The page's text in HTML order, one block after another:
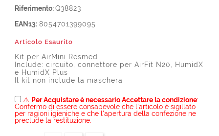
Riferimento:Q38823
EAN13: 8054701399095
Articolo Esaurito
Kit per AirMini Resmed
Include: circuito, connettore per AirFit N20, HumidX
e HumidX Plus
Il kit non include la maschera
⚠️ Per Acquistare è necessario Accettare la condizione:
Confermo di essere consapevole che l'articolo è sigillato
per ragioni igieniche e che l'apertura della confezione ne
preclude la restituzione.